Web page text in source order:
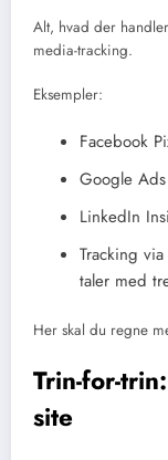
Alt, hvad der
media-tracking.
Eksempler:
Facebook
Google
LinkedIn
Tracking
taler med
Her skal du regne
Trin-for-
site